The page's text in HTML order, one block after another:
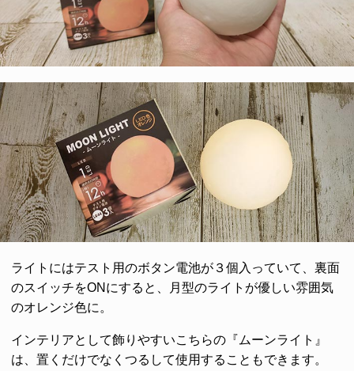
ライトにはテスト用のボタン電池が３個入っていて、裏面
のスイッチをONにすると、月型のライトが優しい雰囲気
のオレンジ色に。
インテリアとして飾りやすいこちらの『ムーンライト』
は、置くだけでなくつるして使用することもできます。